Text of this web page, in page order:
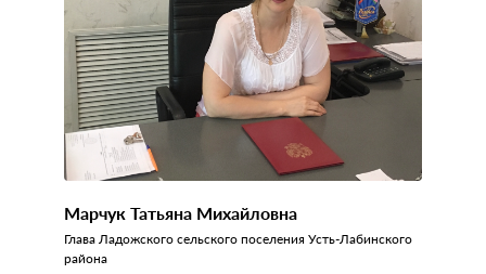
Марчук Татьяна Михайловна
Глава Ладожского сельского поселения Усть-Лабинского
района